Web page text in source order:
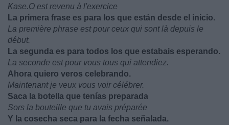
Kase.O est revenu à l'exercice
La primera frase es para los que están desde el inicio.
La première phrase est pour ceux qui sont là depuis le
début.
La segunda es para todos los que estabais esperando.
La seconde est pour vous tous qui attendiez.
Ahora quiero veros celebrando.
Maintenant je veux vous voir célébrer.
Saca la botella que tenías preparada
Sors la bouteille que tu avais préparée
Y la cosecha seca para la fecha señalada.